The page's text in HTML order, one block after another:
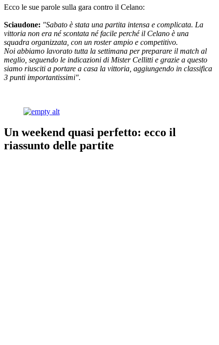
Ecco le sue parole sulla gara contro il Celano:
Sciaudone: "Sabato è stata una partita intensa e complicata. La
vittoria non era né scontata né facile perché il Celano è una
squadra organizzata, con un roster ampio e competitivo.
Noi abbiamo lavorato tutta la settimana per preparare il match al
meglio, seguendo le indicazioni di Mister Cellitti e grazie a questo
siamo riusciti a portare a casa la vittoria, aggiungendo in classifica
3 punti importantissimi".
Un weekend quasi perfetto: ecco il
riassunto delle partite